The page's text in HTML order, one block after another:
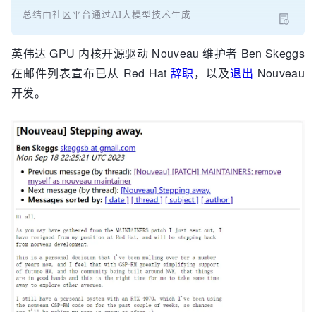
总结由社区平台通过AI大模型技术生成
英伟达 GPU 内核开源驱动 Nouveau 维护者 Ben Skeggs
在邮件列表宣布已从 Red Hat 辞职，以及退出 Nouveau
开发。